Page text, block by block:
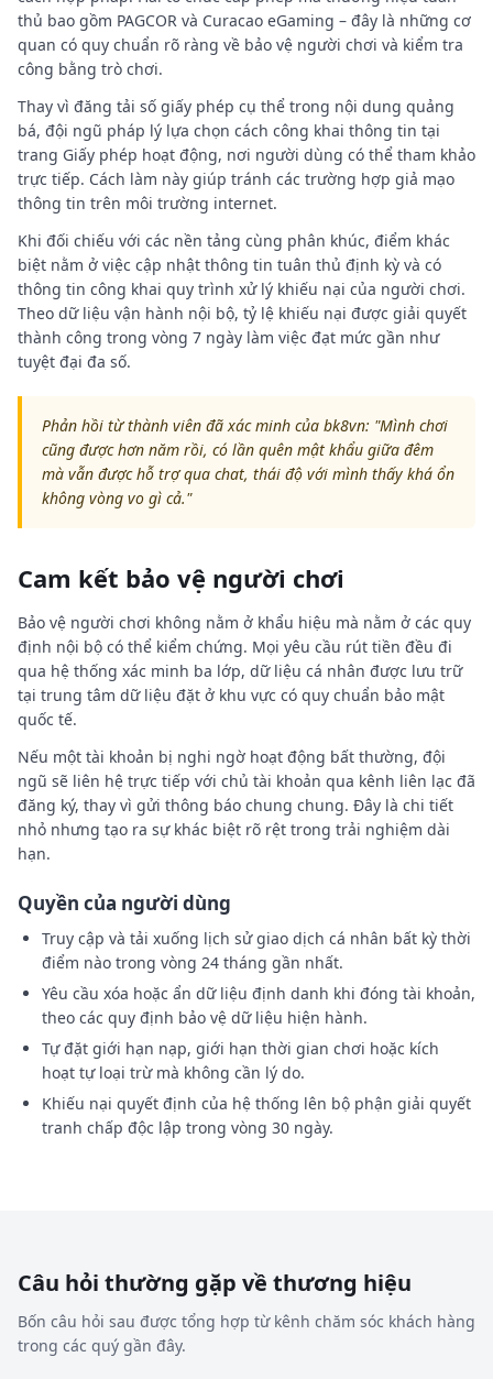
thủ bao gồm PAGCOR và Curacao eGaming – đây là những cơ
quan có quy chuẩn rõ ràng về bảo vệ người chơi và kiểm tra
công bằng trò chơi.
Thay vì đăng tải số giấy phép cụ thể trong nội dung quảng
bá, đội ngũ pháp lý lựa chọn cách công khai thông tin tại
trang Giấy phép hoạt động, nơi người dùng có thể tham khảo
trực tiếp. Cách làm này giúp tránh các trường hợp giả mạo
thông tin trên môi trường internet.
Khi đối chiếu với các nền tảng cùng phân khúc, điểm khác
biệt nằm ở việc cập nhật thông tin tuân thủ định kỳ và có
thông tin công khai quy trình xử lý khiếu nại của người chơi.
Theo dữ liệu vận hành nội bộ, tỷ lệ khiếu nại được giải quyết
thành công trong vòng 7 ngày làm việc đạt mức gần như
tuyệt đại đa số.
Phản hồi từ thành viên đã xác minh của bk8vn: "Mình chơi
cũng được hơn năm rồi, có lần quên mật khẩu giữa đêm
mà vẫn được hỗ trợ qua chat, thái độ với mình thấy khá ổn
không vòng vo gì cả."
Cam kết bảo vệ người chơi
Bảo vệ người chơi không nằm ở khẩu hiệu mà nằm ở các quy
định nội bộ có thể kiểm chứng. Mọi yêu cầu rút tiền đều đi
qua hệ thống xác minh ba lớp, dữ liệu cá nhân được lưu trữ
tại trung tâm dữ liệu đặt ở khu vực có quy chuẩn bảo mật
quốc tế.
Nếu một tài khoản bị nghi ngờ hoạt động bất thường, đội
ngũ sẽ liên hệ trực tiếp với chủ tài khoản qua kênh liên lạc đã
đăng ký, thay vì gửi thông báo chung chung. Đây là chi tiết
nhỏ nhưng tạo ra sự khác biệt rõ rệt trong trải nghiệm dài
hạn.
Quyền của người dùng
Truy cập và tải xuống lịch sử giao dịch cá nhân bất kỳ thời
điểm nào trong vòng 24 tháng gần nhất.
Yêu cầu xóa hoặc ẩn dữ liệu định danh khi đóng tài khoản,
theo các quy định bảo vệ dữ liệu hiện hành.
Tự đặt giới hạn nạp, giới hạn thời gian chơi hoặc kích
hoạt tự loại trừ mà không cần lý do.
Khiếu nại quyết định của hệ thống lên bộ phận giải quyết
tranh chấp độc lập trong vòng 30 ngày.
Câu hỏi thường gặp về thương hiệu
Bốn câu hỏi sau được tổng hợp từ kênh chăm sóc khách hàng
trong các quý gần đây.